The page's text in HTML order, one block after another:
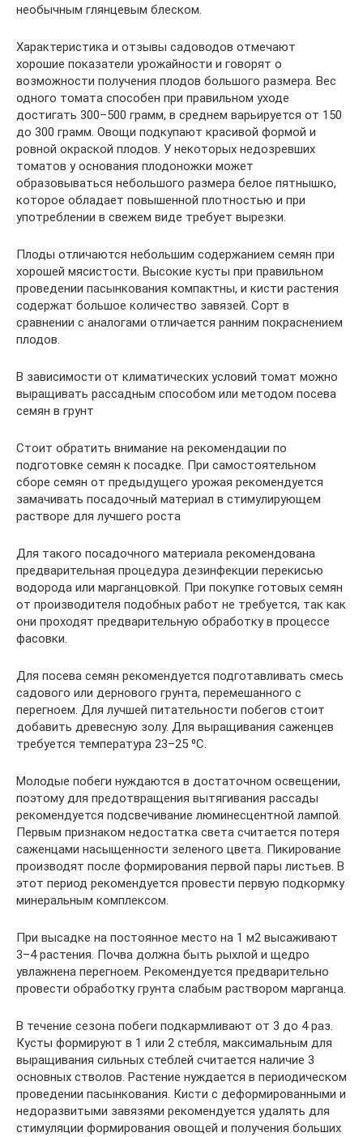
необычным глянцевым блеском.
Характеристика и отзывы садоводов отмечают
хорошие показатели урожайности и говорят о
возможности получения плодов большого размера. Вес
одного томата способен при правильном уходе
достигать 300–500 грамм, в среднем варьируется от 150
до 300 грамм. Овощи подкупают красивой формой и
ровной окраской плодов. У некоторых недозревших
томатов у основания плодоножки может
образовываться небольшого размера белое пятнышко,
которое обладает повышенной плотностью и при
употреблении в свежем виде требует вырезки.
Плоды отличаются небольшим содержанием семян при
хорошей мясистости. Высокие кусты при правильном
проведении пасынкования компактны, и кисти растения
содержат большое количество завязей. Сорт в
сравнении с аналогами отличается ранним покраснением
плодов.
В зависимости от климатических условий томат можно
выращивать рассадным способом или методом посева
семян в грунт
Стоит обратить внимание на рекомендации по
подготовке семян к посадке. При самостоятельном
сборе семян от предыдущего урожая рекомендуется
замачивать посадочный материал в стимулирующем
растворе для лучшего роста
Для такого посадочного материала рекомендована
предварительная процедура дезинфекции перекисью
водорода или марганцовкой. При покупке готовых семян
от производителя подобных работ не требуется, так как
они проходят предварительную обработку в процессе
фасовки.
Для посева семян рекомендуется подготавливать смесь
садового или дернового грунта, перемешанного с
перегноем. Для лучшей питательности побегов стоит
добавить древесную золу. Для выращивания саженцев
требуется температура 23–25 ⁰C.
Молодые побеги нуждаются в достаточном освещении,
поэтому для предотвращения вытягивания рассады
рекомендуется подсвечивание люминесцентной лампой.
Первым признаком недостатка света считается потеря
саженцами насыщенности зеленого цвета. Пикирование
производят после формирования первой пары листьев. В
этот период рекомендуется провести первую подкормку
минеральным комплексом.
При высадке на постоянное место на 1 м2 высаживают
3–4 растения. Почва должна быть рыхлой и щедро
увлажнена перегноем. Рекомендуется предварительно
провести обработку грунта слабым раствором марганца.
В течение сезона побеги подкармливают от 3 до 4 раз.
Кусты формируют в 1 или 2 стебля, максимальным для
выращивания сильных стеблей считается наличие 3
основных стволов. Растение нуждается в периодическом
проведении пасынкования. Кисти с деформированными и
недоразвитыми завязями рекомендуется удалять для
стимуляции формирования овощей и получения больших